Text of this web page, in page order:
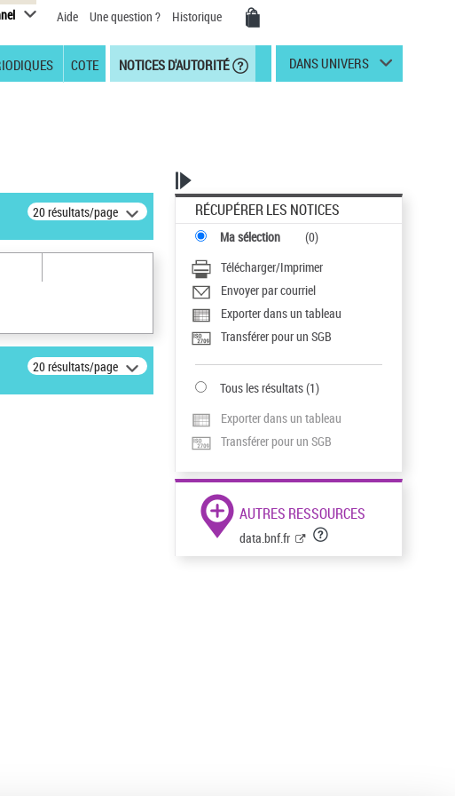
Aide Une question ? Historique
COTE NOTICES D'AUTORITÉ DANS UNIVERS
20 résultats/page
20 résultats/page
RÉCUPÉRER LES NOTICES
Ma sélection (0)
Télécharger/Imprimer
Envoyer par courriel
Exporter dans un tableau
Transférer pour un SGB
Tous les résultats(1)
Exporter dans un tableau
Transférer pour un SGB
AUTRES RESSOURCES
data.bnf.fr